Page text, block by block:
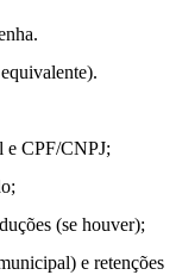
e CPF/CNPJ;
(se houver);
e retenções